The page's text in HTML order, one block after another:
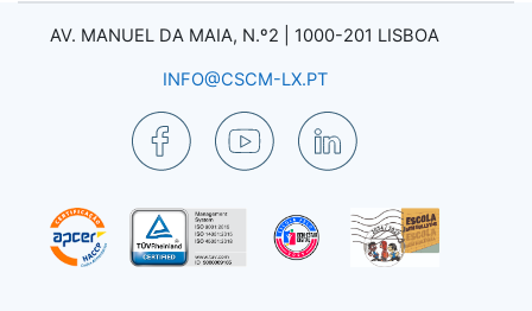
AV. MANUEL DA MAIA, N.º2 | 1000-201 LISBOA
INFO@CSCM-LX.PT